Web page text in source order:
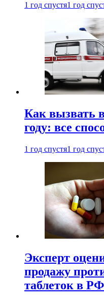
1 год спустя1 год
Как вызвать
году: все
1 год спустя1 год
Эксперт
продажу
таблеток в